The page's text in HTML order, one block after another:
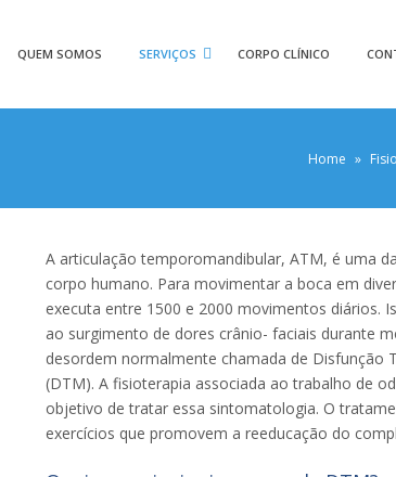
QUEM SOMOS SERVIÇOS CORPO CLÍNICO
Home »
A articulação temporomandibular, ATM, é uma
corpo humano. Para movimentar a boca em
executa entre 1500 e 2000 movimentos diários.
ao surgimento de dores crânio- faciais durante
desordem normalmente chamada de Disfunção
(DTM). A fisioterapia associada ao trabalho de
objetivo de tratar essa sintomatologia. O
exercícios que promovem a reeducação do